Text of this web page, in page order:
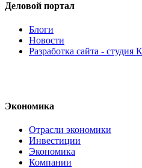
Деловой портал
Блоги
Новости
Разработка сайта - студия
Экономика
Отрасли экономики
Инвестиции
Экономика
Компании